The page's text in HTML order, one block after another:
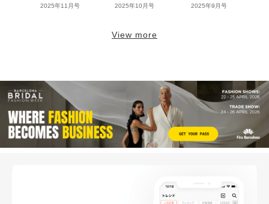
2025年11月号 2025年10月号 2025年9月号
View more